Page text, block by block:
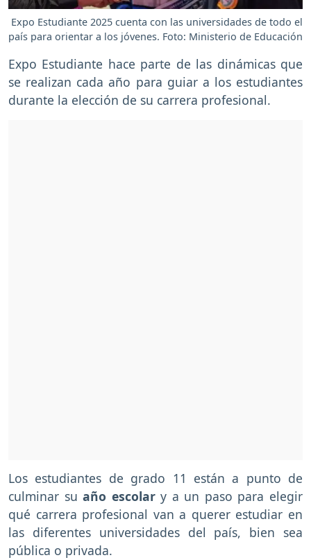
Expo Estudiante 2025 cuenta con las universidades de todo el
país para orientar a los jóvenes. Foto: Ministerio de Educación
Expo Estudiante hace parte de las dinámicas que
se realizan cada año para guiar a los estudiantes
durante la elección de su carrera profesional.
Los estudiantes de grado 11 están a punto de
culminar suaño escolary a un paso para elegir
qué carrera profesional van a querer estudiar en
las diferentes universidades del país, bien sea
pública o privada.